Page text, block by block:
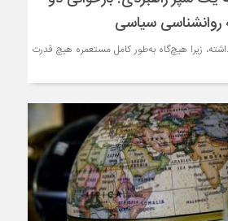
روانشناسی سیاسی
زیرا هیچ‌گاه به‌طور کامل مستعمره هیچ قدرت